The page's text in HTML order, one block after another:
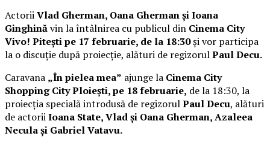
ActoriiVlad Gherman, Oana Gherman și Ioana
Ginghinăvin la întâlnirea cu publicul din Cinema City
Vivo! Pitești pe 17 februarie, de la 18:30și vor participa
la o discuție după proiecție, alături de regizorulPaul Decu.
Caravana „În pielea mea” ajunge la Cinema City
Shopping City Ploiești, pe 18 februarie, de la 18:30, la
proiecția specială introdusă de regizorulPaul Decu, alături
de actoriiIoana State, Vlad și Oana Gherman, Azaleea
Necula și Gabriel Vatavu.